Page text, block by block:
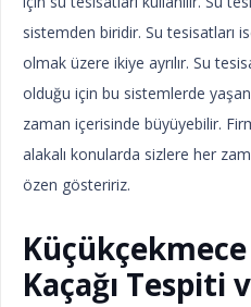
sistemden biridir. Su tesisatları
olmak üzere ikiye ayrılır. Su
olduğu için bu sistemlerde
zaman içerisinde büyüyebilir.
alakalı konularda sizlere her
özen gösteririz.
Kaçağı Tespiti